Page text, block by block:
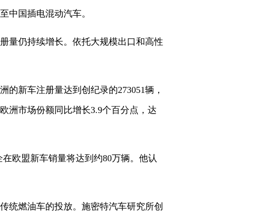
中国插电混动汽车。
量仍持续增长。依托大规模出口和高性
的新车注册量达到创纪录的273051辆，
洲市场份额同比增长3.9个百分点，达
欧盟新车销量将达到约80万辆。他认
统燃油车的投放。施密特汽车研究所创